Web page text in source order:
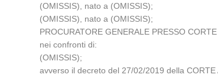
(OMISSIS), nato a (OMISSIS);
(OMISSIS), nato a (OMISSIS);
PROCURATORE GENERALE PRESSO
nei confronti di:
(OMISSIS);
avverso il decreto del 27/02/2019 della CORTE